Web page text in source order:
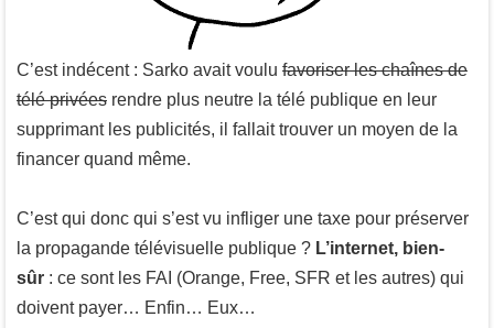
C’est indécent : Sarko avait voulu favoriser les chaînes de
télé privées rendre plus neutre la télé publique en leur
supprimant les publicités, il fallait trouver un moyen de la
financer quand même.
C’est qui donc qui s’est vu infliger une taxe pour préserver
la propagande télévisuelle publique ? L’internet, bien-
sûr : ce sont les FAI (Orange, Free, SFR et les autres) qui
doivent payer… Enfin… Eux…